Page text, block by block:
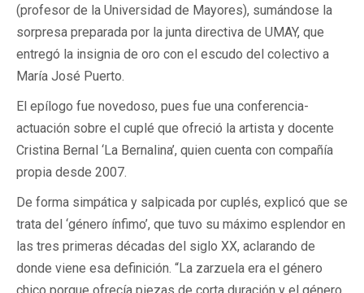
(profesor de la Universidad de Mayores), sumándose la
sorpresa preparada por la junta directiva de UMAY, que
entregó la insignia de oro con el escudo del colectivo a
María José Puerto.
El epílogo fue novedoso, pues fue una conferencia-
actuación sobre el cuplé que ofreció la artista y docente
Cristina Bernal ‘La Bernalina’, quien cuenta con compañía
propia desde 2007.
De forma simpática y salpicada por cuplés, explicó que se
trata del ‘género ínfimo’, que tuvo su máximo esplendor en
las tres primeras décadas del siglo XX, aclarando de
donde viene esa definición. “La zarzuela era el género